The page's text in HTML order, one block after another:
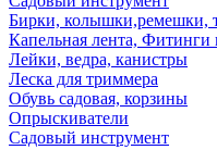
Бирки, колышки,ремешки,
Капельная лента, Фитинги
Лейки, ведра, канистры
Леска для триммера
Обувь садовая, корзины
Опрыскиватели
Садовый инструмент